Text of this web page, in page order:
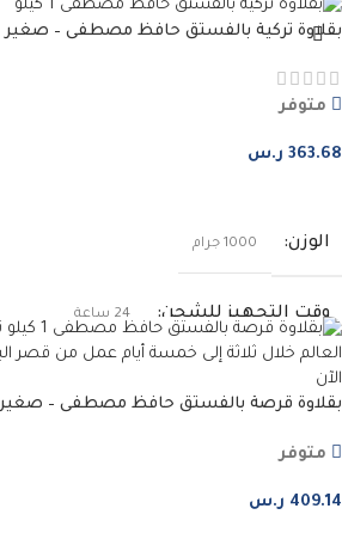
بقلاوة تركية بالفستق حافظ مصطفى – صغير
متوفر
363.68 ر.س
الوزن 1000 جرام
وقت التجهيز للشحن 24 ساعة
بقلاوة قرصة بالفستق حافظ مصطفى – صغير
متوفر
409.14 ر.س